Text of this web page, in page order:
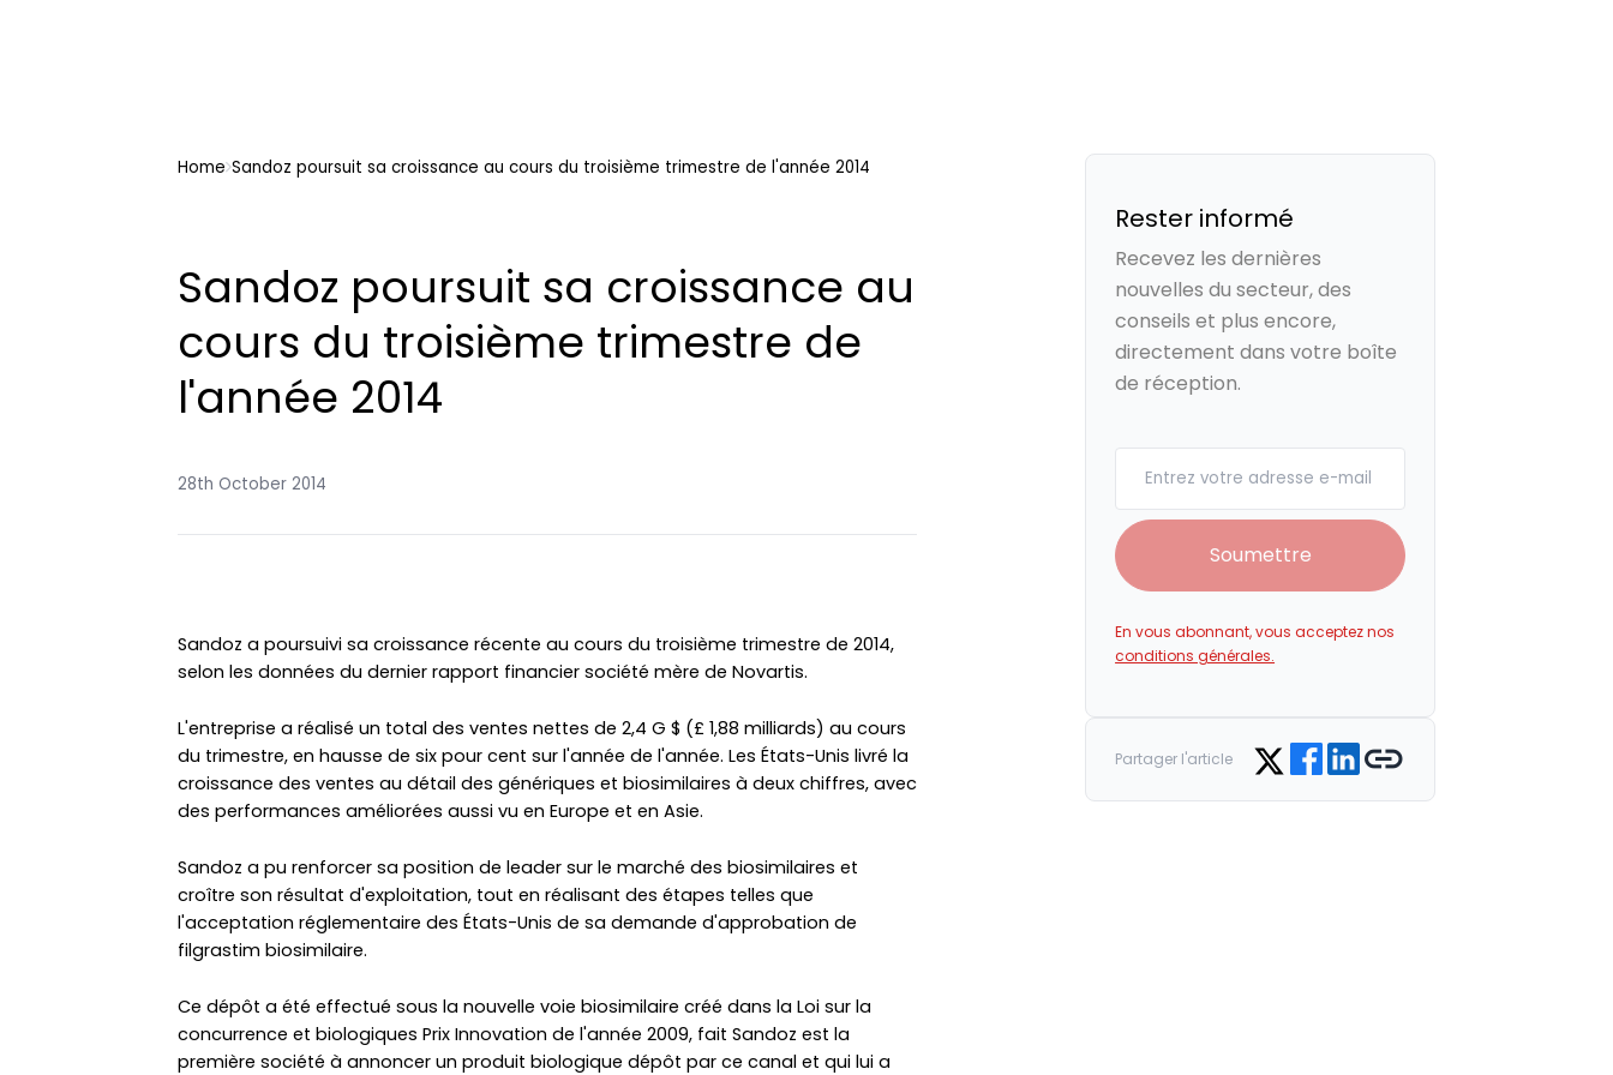
Home Sandoz poursuit sa croissance au cours du troisième trimestre de l'année 2014
Sandoz poursuit sa croissance au
cours du troisième trimestre de
l'année 2014
28th October 2014
Sandoz a poursuivi sa croissance récente au cours du troisième trimestre de 2014,
selon les données du dernier rapport financier société mère de Novartis.
L'entreprise a réalisé un total des ventes nettes de 2,4 G $ (£ 1,88 milliards) au cours
du trimestre, en hausse de six pour cent sur l'année de l'année. Les États-Unis livré la
croissance des ventes au détail des génériques et biosimilaires à deux chiffres, avec
des performances améliorées aussi vu en Europe et en Asie.
Sandoz a pu renforcer sa position de leader sur le marché des biosimilaires et
croître son résultat d'exploitation, tout en réalisant des étapes telles que
l'acceptation réglementaire des États-Unis de sa demande d'approbation de
filgrastim biosimilaire.
Ce dépôt a été effectué sous la nouvelle voie biosimilaire créé dans la Loi sur la
concurrence et biologiques Prix Innovation de l'année 2009, fait Sandoz est la
première société à annoncer un produit biologique dépôt par ce canal et qui lui a
Rester informé
Recevez les dernières
nouvelles du secteur, des
conseils et plus encore,
directement dans votre boîte
de réception.
Soumettre
En vous abonnant, vous acceptez nos
conditions générales.
Partager l'article Share on Twitter
Share on Facebook
Share on LinkedIn
Copy link